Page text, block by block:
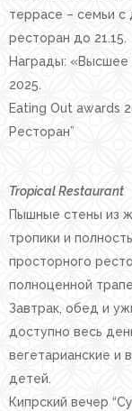
террасе – семьи с
ресторан до 21.15.
Награды: «Высшее
2025.
Eating Out awards
Ресторан”
Tropical Restaurant
Пышные стены из
тропики и
просторного
полноценной
Завтрак, обед и
доступно весь
вегетарианские и
детей.
Кипрский вечер